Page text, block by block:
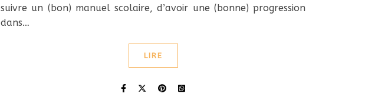
suivre un (bon) manuel scolaire, d’avoir une (bonne) progression
dans…
LIRE